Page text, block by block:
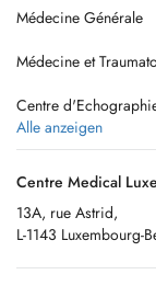
Médecine Générale
Médecine et
Centre
muscles et tendons,
Chirothérapie,
Ultrasound
Alle anzeigen
Centre Medical
13A, rue Astrid,
L-1143 Luxembourg-